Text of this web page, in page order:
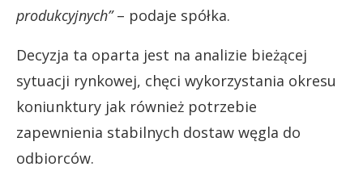
produkcyjnych”– podaje spółka.
Decyzja ta oparta jest na analizie bieżącej
sytuacji rynkowej, chęci wykorzystania okresu
koniunktury jak również potrzebie
zapewnienia stabilnych dostaw węgla do
odbiorców.